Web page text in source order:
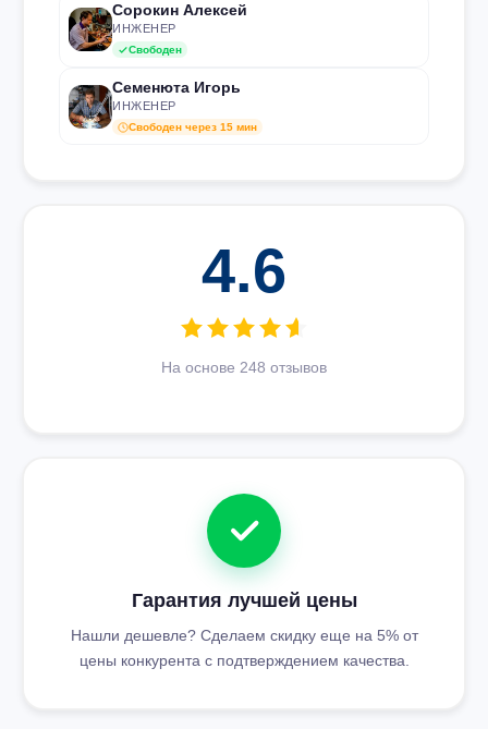
Сорокин Алексей
ИНЖЕНЕР
Свободен
Семенюта Игорь
ИНЖЕНЕР
Свободен через 15 мин
4.6
На основе 248 отзывов
Гарантия лучшей цены
Нашли дешевле? Сделаем скидку еще на 5% от
цены конкурента с подтверждением качества.